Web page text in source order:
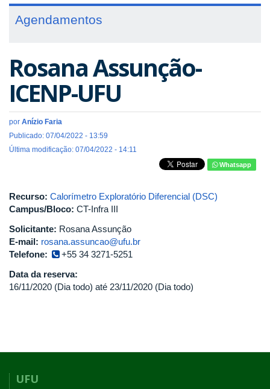
Agendamentos
Rosana Assunção-
ICENP-UFU
por Anízio Faria
Publicado: 07/04/2022 - 13:59
Última modificação: 07/04/2022 - 14:11
Whatsapp
Recurso: Calorímetro Exploratório Diferencial (DSC)
Campus/Bloco: CT-Infra III
Solicitante: Rosana Assunção
E-mail: rosana.assuncao@ufu.br
Telefone:
+55 34 3271-5251
Data da reserva:
16/11/2020 (Dia todo) até 23/11/2020 (Dia todo)
UFU